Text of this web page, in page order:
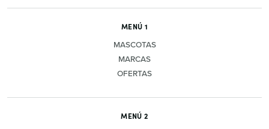
MENÚ 1
MASCOTAS
MARCAS
OFERTAS
MENÚ 2